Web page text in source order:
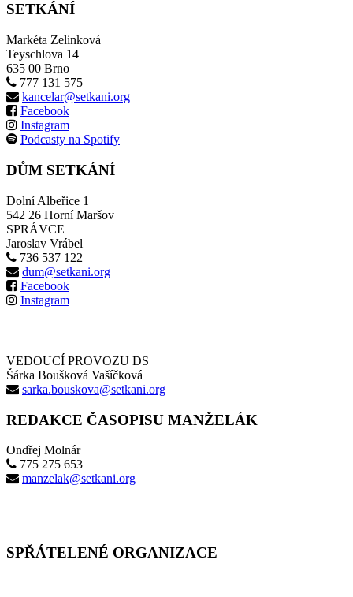
SETKÁNÍ
Markéta Zelinková
Teyschlova 14
635 00 Brno
777 131 575
kancelar@setkani.org
Facebook
Instagram
Podcasty na Spotify
DŮM SETKÁNÍ
Dolní Albeřice 1
542 26 Horní Maršov
SPRÁVCE
Jaroslav Vrábel
736 537 122
dum@setkani.org
Facebook
Instagram
VEDOUCÍ PROVOZU DS
Šárka Boušková Vašíčková
sarka.bouskova@setkani.org
REDAKCE ČASOPISU MANŽELÁK
Ondřej Molnár
775 275 653
manzelak@setkani.org
SPŘÁTELENÉ ORGANIZACE